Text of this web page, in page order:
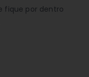
fique por dentro